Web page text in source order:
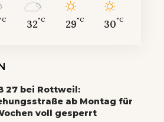
32°C 29°C 30°C
27 bei Rottweil:
ab Montag für
voll gesperrt